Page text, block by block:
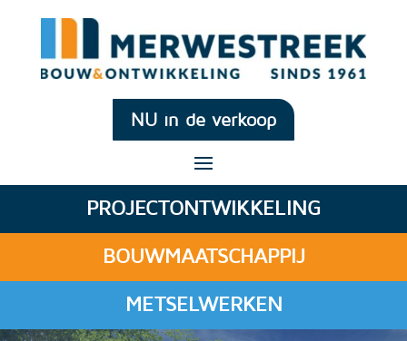
NU in de verkoop
PROJECTONTWIKKELING
BOUWMAATSCHAPPIJ
METSELWERKEN